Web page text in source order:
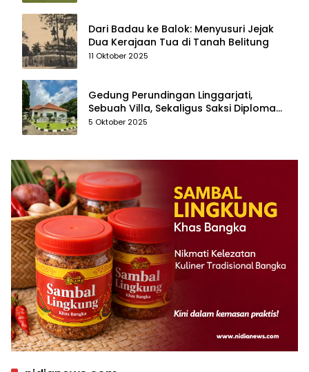
Dari Badau ke Balok: Menyusuri Jejak
Dua Kerajaan Tua di Tanah Belitung
11 Oktober 2025
Gedung Perundingan Linggarjati,
Sebuah Villa, Sekaligus Saksi Diplomasi
yang Mengubah Arah Bangsa
5 Oktober 2025